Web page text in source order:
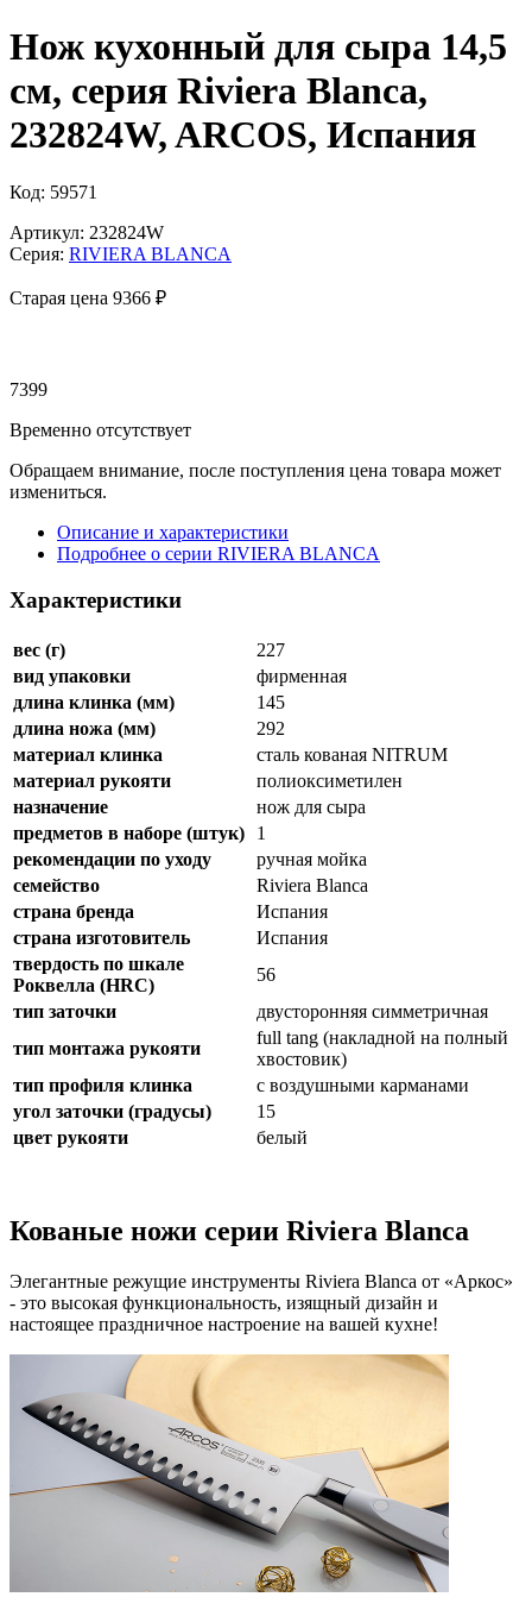
Нож кухонный для сыра 14,5
см, серия Riviera Blanca,
232824W, ARCOS, Испания
Код: 59571
Артикул: 232824W
Серия: RIVIERA BLANCA
Старая цена 9366 ₽
7399
Временно отсутствует
Обращаем внимание, после поступления цена товара может
измениться.
Описание и характеристики
Подробнее о серии RIVIERA BLANCA
Характеристики
вес (г)
227
вид упаковки
фирменная
длина клинка (мм)
145
длина ножа (мм)
292
материал клинка
сталь кованая NITRUM
материал рукояти
полиоксиметилен
назначение
нож для сыра
предметов в наборе (штук)
1
рекомендации по уходу
ручная мойка
семейство
Riviera Blanca
страна бренда
Испания
страна изготовитель
Испания
твердость по шкале
Роквелла (HRC)
56
тип заточки
двусторонняя симметричная
тип монтажа рукояти
full tang (накладной на полный
хвостовик)
тип профиля клинка
с воздушными карманами
угол заточки (градусы)
15
цвет рукояти
белый
Кованые ножи серии Riviera Blanca
Элегантные режущие инструменты Riviera Blanca от «Аркос»
- это высокая функциональность, изящный дизайн и
настоящее праздничное настроение на вашей кухне!